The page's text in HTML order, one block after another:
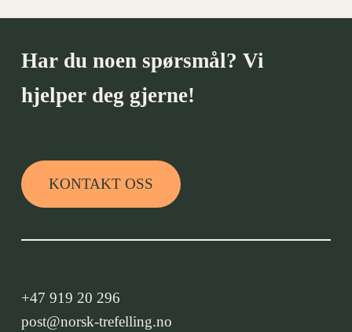
Har du noen spørsmål? Vi
hjelper deg gjerne!
KONTAKT OSS
+47 919 20 296
post@norsk-trefelling.no